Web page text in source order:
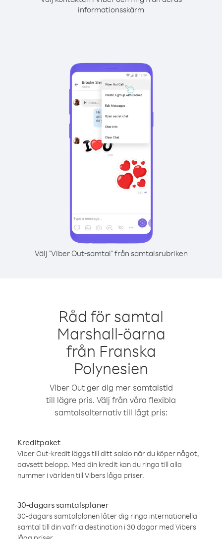
informationsskärm
Välj "Viber Out-samtal" från samtalsrubriken
Råd för samtal
Marshall-öarna
från Franska
Polynesien
Viber Out ger dig mer samtalstid
till lägre pris. Välj från våra flexibla
samtalsalternativ till lågt pris:
Kreditpaket
Viber Out-kredit läggs till ditt saldo när du köper något,
oavsett belopp. Med din kredit kan du ringa till alla
nummer i världen till Vibers låga priser.
30-dagars samtalsplaner
30-dagars samtalplanen låter dig ringa internationella
samtal till din valfria destination i 30 dagar med Vibers